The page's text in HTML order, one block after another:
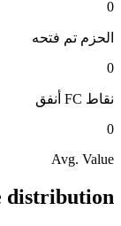
0
الحزم تم فتحه
0
نقاط FC
أنفق
0
Avg. Value
distribution